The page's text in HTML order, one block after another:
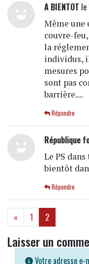
A BIENTOT
Même une
couvre-
la
individus,
mesures
sont pas
barrière....
Répondre
République
Le PS
bientôt
Répondre
« 1 2(current)
Laisser un
Votre adresse e-